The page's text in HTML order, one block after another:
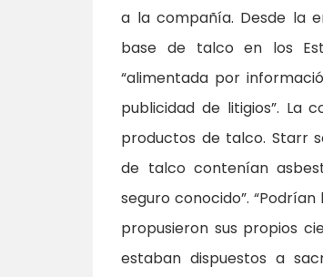
a la compañía. Desde la
base de talco en los
“alimentada por
publicidad de litigios”. La
productos de talco. Starr
de talco contenían
seguro conocido”.
propusieron sus propios
estaban dispuestos a